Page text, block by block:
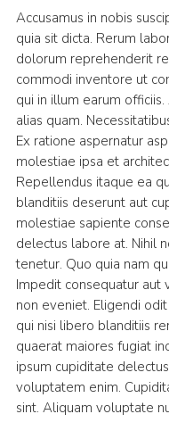
Accusamus in nobis
quia sit dicta. Rerum
dolorum reprehenderit
commodi inventore ut
qui in illum earum
alias quam.
Ex ratione aspernatur
molestiae ipsa et
Repellendus itaque ea
blanditiis deserunt aut
molestiae sapiente
delectus labore at. Nihil
tenetur. Quo quia nam
Impedit consequatur aut
non eveniet. Eligendi
qui nisi libero blanditiis
quaerat maiores fugiat
ipsum cupiditate
voluptatem enim.
sint. Aliquam voluptate